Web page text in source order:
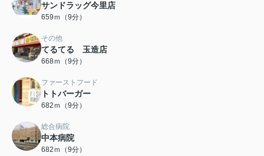
サンドラッグ今里店
659ｍ（9分）
その他
てるてる 玉造店
668ｍ（9分）
ファーストフード
トトバーガー
682ｍ（9分）
総合病院
中本病院
682ｍ（9分）